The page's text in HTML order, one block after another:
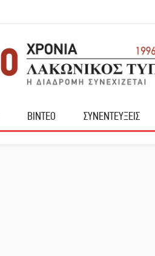
ΒΙΝΤΕΟ ΣΥΝΕΝΤΕΥΞΕΙΣ